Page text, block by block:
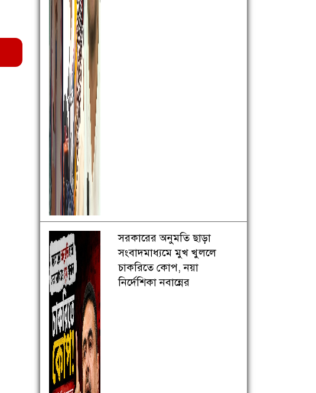
সরকারের অনুমতি ছাড়া
সংবাদমাধ্যমে মুখ খুললে
চাকরিতে কোপ, নয়া
নির্দেশিকা নবান্নের